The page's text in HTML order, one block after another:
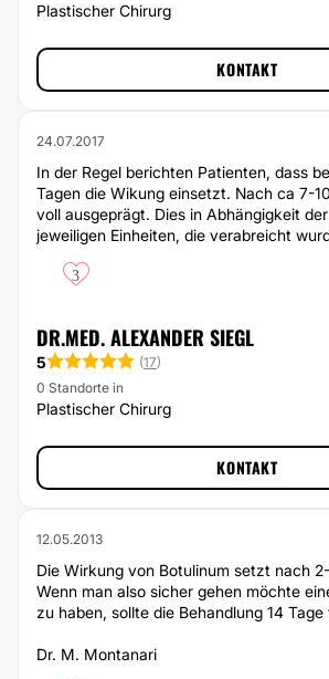
Plastischer Chirurg
KONTAKT
24.07.2017
In der Regel berichten Patienten, dass
Tagen die Wikung einsetzt. Nach ca 7-
voll ausgeprägt. Dies in Abhängigkeit
jeweiligen Einheiten, die verabreicht
3
DR.MED. ALEXANDER SIEGL
5 (17)
0 Standorte in
Plastischer Chirurg
KONTAKT
12.05.2013
Die Wirkung von Botulinum setzt nach
Wenn man also sicher gehen möchte
zu haben, sollte die Behandlung 14
Dr. M. Montanari